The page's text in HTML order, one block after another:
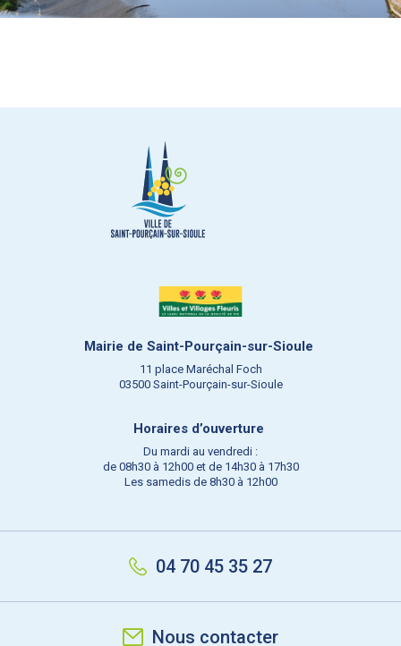
Mairie de Saint-Pourçain-sur-Sioule
11 place Maréchal Foch
03500 Saint-Pourçain-sur-Sioule
Horaires d’ouverture
Du mardi au vendredi :
de 08h30 à 12h00 et de 14h30 à 17h30
Les samedis de 8h30 à 12h00
04 70 45 35 27
Nous contacter